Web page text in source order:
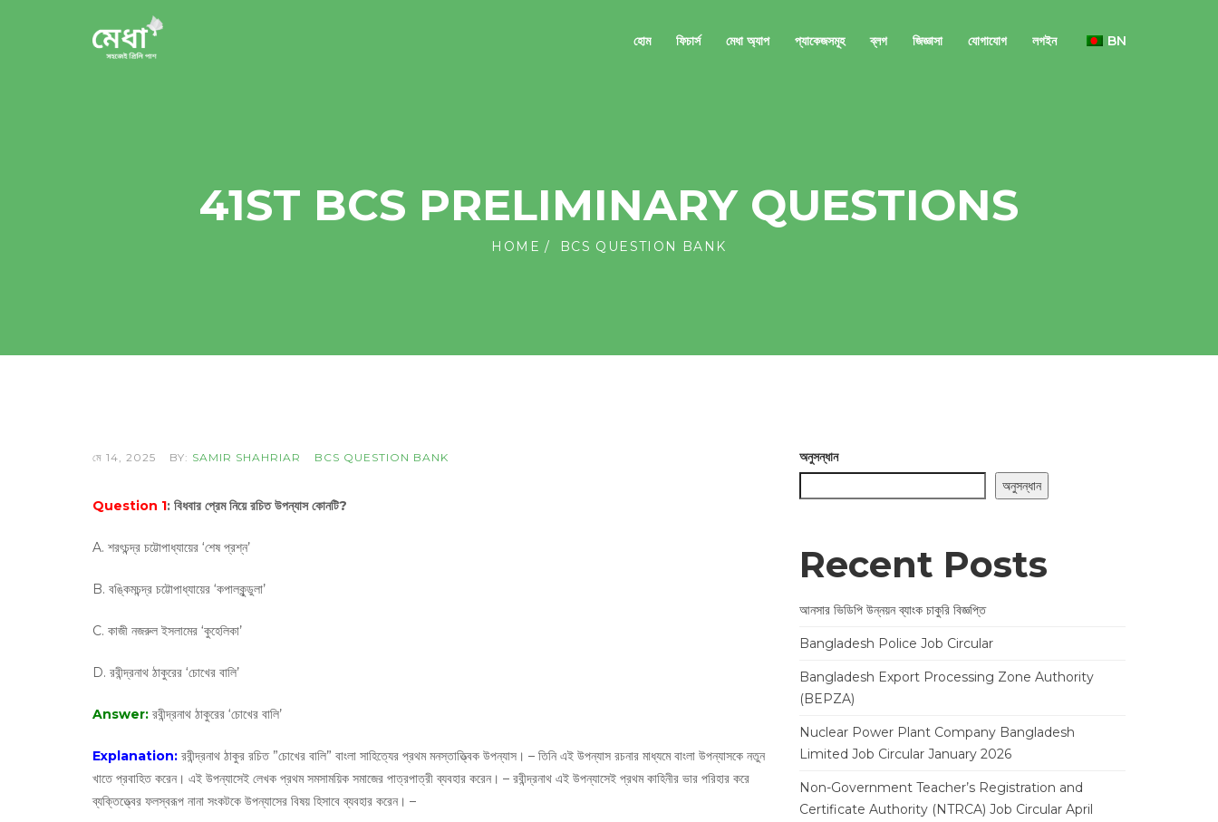
হোম ফিচার্স মেধা অ্যাপ প্যাকেজসমূহ ব্লগ জিজ্ঞাসা যোগাযোগ লগইন BN
41ST BCS PRELIMINARY QUESTIONS
HOME BCS QUESTION BANK
মে 14, 2025 BY: SAMIR SHAHRIAR BCS QUESTION BANK
Question 1: বিধবার প্রেম নিয়ে রচিত উপন্যাস কোনটি?
A. শরৎচন্দ্র চট্টোপাধ্যায়ের ‘শেষ প্রশ্ন’
B. বঙ্কিমচন্দ্র চট্টোপাধ্যায়ের ‘কপালকুন্ডুলা’
C. কাজী নজরুল ইসলামের ‘কুহেলিকা’
D. রবীন্দ্রনাথ ঠাকুরের ‘চোখের বালি’
Answer: রবীন্দ্রনাথ ঠাকুরের ‘চোখের বালি’
Explanation: রবীন্দ্রনাথ ঠাকুর রচিত ”চোখের বালি” বাংলা সাহিত্যের প্রথম মনস্তাত্ত্বিক উপন্যাস। – তিনি এই উপন্যাস রচনার মাধ্যমে বাংলা উপন্যাসকে নতুন
খাতে প্রবাহিত করেন। এই উপন্যাসেই লেখক প্রথম সমসাময়িক সমাজের পাত্রপাত্রী ব্যবহার করেন। – রবীন্দ্রনাথ এই উপন্যাসেই প্রথম কাহিনীর ভার পরিহার করে
ব্যক্তিত্ত্বের ফলস্বরূপ নানা সংকটকে উপন্যাসের বিষয় হিসাবে ব্যবহার করেন। –
অনুসন্ধান
অনুসন্ধান
Recent Posts
আনসার ভিডিপি উন্নয়ন ব্যাংক চাকুরি বিজ্ঞপ্তি
Bangladesh Police Job Circular
Bangladesh Export Processing Zone Authority
(BEPZA)
Nuclear Power Plant Company Bangladesh
Limited Job Circular January 2026
Non-Government Teacher’s Registration and
Certificate Authority (NTRCA) Job Circular April